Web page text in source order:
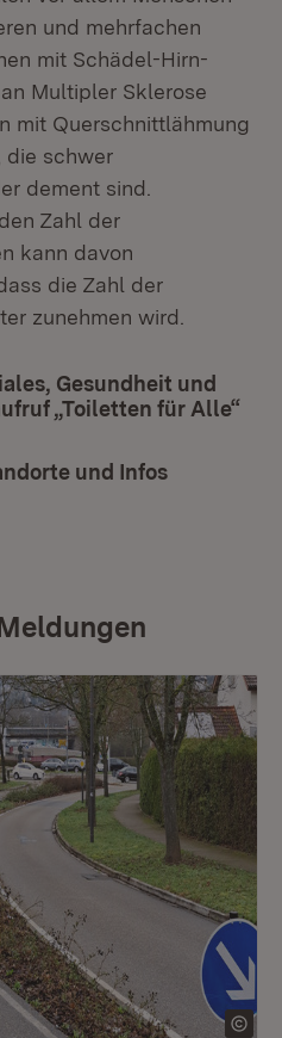
und mehrfachen
mit Schädel-Hirn-
Multipler Sklerose
mit Querschnittlähmung
die schwer
dement sind.
Zahl der
kann davon
die Zahl der
zunehmen wird.
Gesundheit und
„Toiletten für Alle“
und Infos